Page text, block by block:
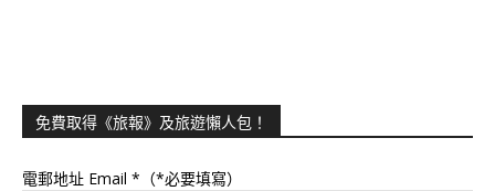
免費取得《旅報》及旅遊懶人包！
電郵地址 Email *（*必要填寫）